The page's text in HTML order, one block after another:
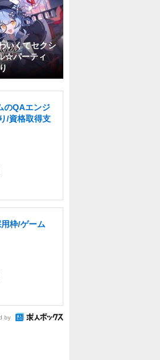
いくてセクシ
☆パーティ
のQAエンジ
/資格取得支
枠/ゲーム
by